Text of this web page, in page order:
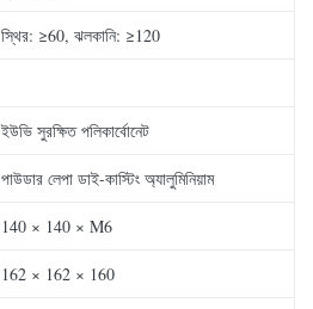
স্থির: ≥60, ঝলকানি: ≥120
ইউভি সুরক্ষিত পলিকার্বোনেট
পাউডার লেপা ডাই-কাস্টিং অ্যালুমিনিয়াম
140 × 140 × M6
162 × 162 × 160